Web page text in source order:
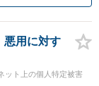
悪用に対す
ット上の個人特定被害